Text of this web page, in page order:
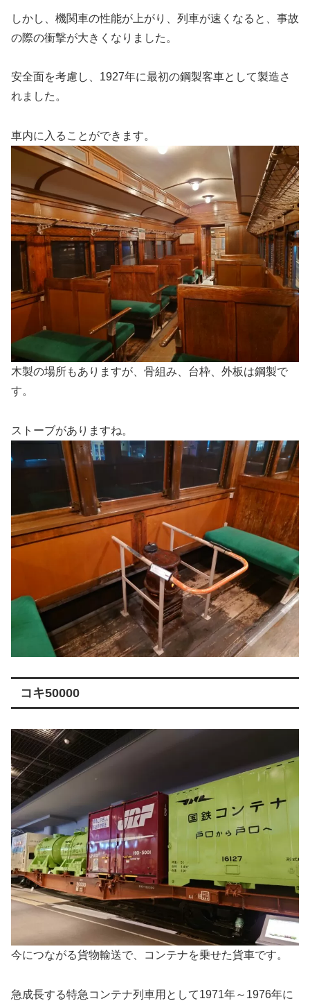
しかし、機関車の性能が上がり、列車が速くなると、事故
の際の衝撃が大きくなりました。
安全面を考慮し、1927年に最初の鋼製客車として製造さ
れました。
車内に入ることができます。
木製の場所もありますが、骨組み、台枠、外板は鋼製で
す。
ストーブがありますね。
コキ50000
今につながる貨物輸送で、コンテナを乗せた貨車です。
急成長する特急コンテナ列車用として1971年～1976年に